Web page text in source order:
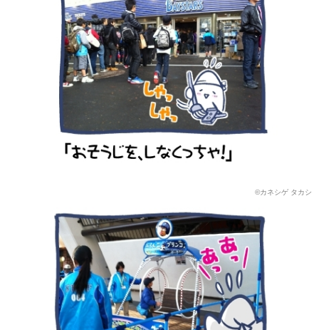
©カネシゲ タカシ